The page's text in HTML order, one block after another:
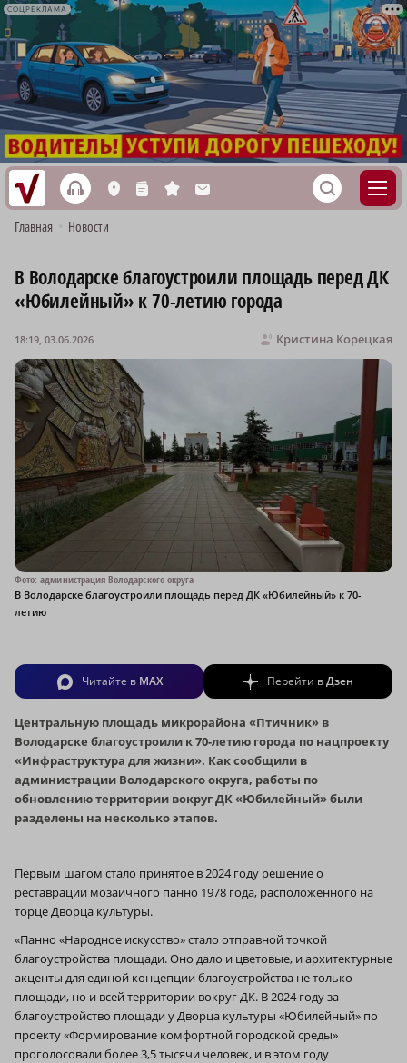
СОЦРЕКЛАМА
h L n s M S
Главная Новости
В Володарске благоустроили площадь перед ДК
«Юбилейный» к 70-летию города
Кристина Корецкая
18:19, 03.06.2026
Фото: администрация Володарского округа
В Володарске благоустроили площадь перед ДК «Юбилейный» к 70-
летию
Читайте в MAX Перейти вДзен
Центральную площадь микрорайона «Птичник» в
Володарске благоустроили к 70-летию города по нацпроекту
«Инфраструктура для жизни». Как сообщили в
администрации Володарского округа, работы по
обновлению территории вокруг ДК «Юбилейный» были
разделены на несколько этапов.
Первым шагом стало принятое в 2024 году решение о
реставрации мозаичного панно 1978 года, расположенного на
торце Дворца культуры.
«Панно «Народное искусство» стало отправной точкой
благоустройства площади. Оно дало и цветовые, и архитектурные
акценты для единой концепции благоустройства не только
площади, но и всей территории вокруг ДК. В 2024 году за
благоустройство площади у Дворца культуры «Юбилейный» по
проекту «Формирование комфортной городской среды»
проголосовали более 3,5 тысячи человек, и в этом году